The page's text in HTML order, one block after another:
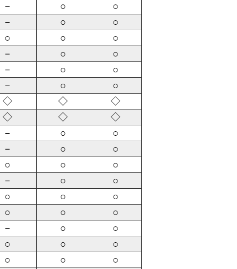
－ ○ ○
－ ○ ○
○ ○ ○
－ ○ ○
－ ○ ○
－ ○ ○
◇ ◇ ◇
◇ ◇ ◇
－ ○ ○
－ ○ ○
○ ○ ○
－ ○ ○
○ ○ ○
○ ○ ○
－ ○ ○
○ ○ ○
○ ○ ○